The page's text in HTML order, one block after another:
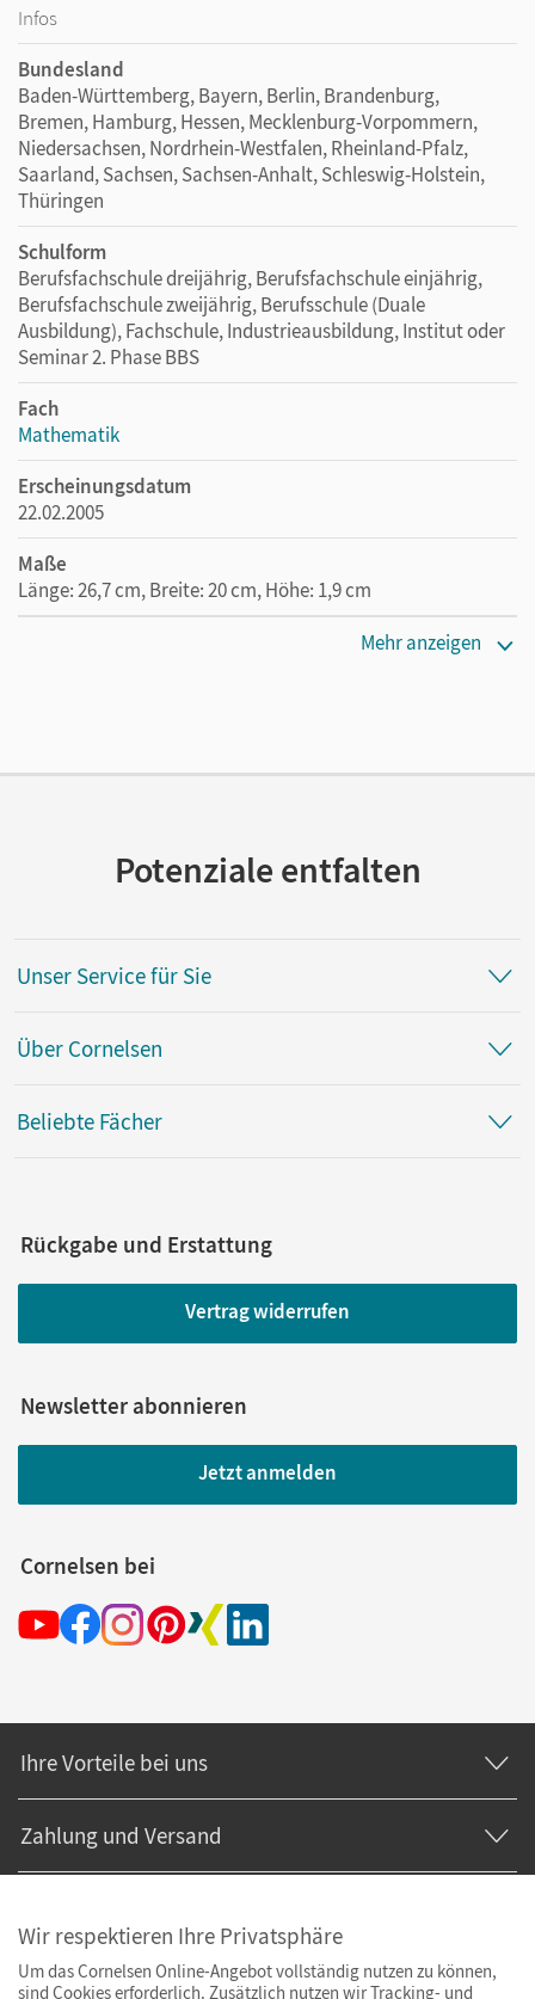
Infos
Bundesland
Baden-Württemberg, Bayern, Berlin, Brandenburg,
Bremen, Hamburg, Hessen, Mecklenburg-Vorpommern,
Niedersachsen, Nordrhein-Westfalen, Rheinland-Pfalz,
Saarland, Sachsen, Sachsen-Anhalt, Schleswig-Holstein,
Thüringen
Schulform
Berufsfachschule dreijährig, Berufsfachschule einjährig,
Berufsfachschule zweijährig, Berufsschule (Duale
Ausbildung), Fachschule, Industrieausbildung, Institut oder
Seminar 2. Phase BBS
Fach
Mathematik
Erscheinungsdatum
22.02.2005
Maße
Länge: 26,7 cm, Breite: 20 cm, Höhe: 1,9 cm
Kupferschmid, Bernd
Mehr anzeigen
Potenziale entfalten
Unser Service für Sie
Über Cornelsen
Beliebte Fächer
Rückgabe und Erstattung
Vertrag widerrufen
Newsletter abonnieren
Jetzt anmelden
Cornelsen bei
Ihre Vorteile bei uns
Zahlung und Versand
Wir respektieren Ihre Privatsphäre
Um das Cornelsen Online-Angebot vollständig nutzen zu können,
sind Cookies erforderlich. Zusätzlich nutzen wir Tracking- und